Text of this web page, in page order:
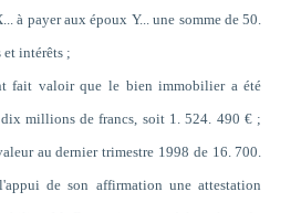
à payer aux époux Y... une somme de 50.
et intérêts ;
fait valoir que le bien immobilier a été
millions de francs, soit 1. 524. 490 € ;
au dernier trimestre 1998 de 16. 700.
de son affirmation une attestation